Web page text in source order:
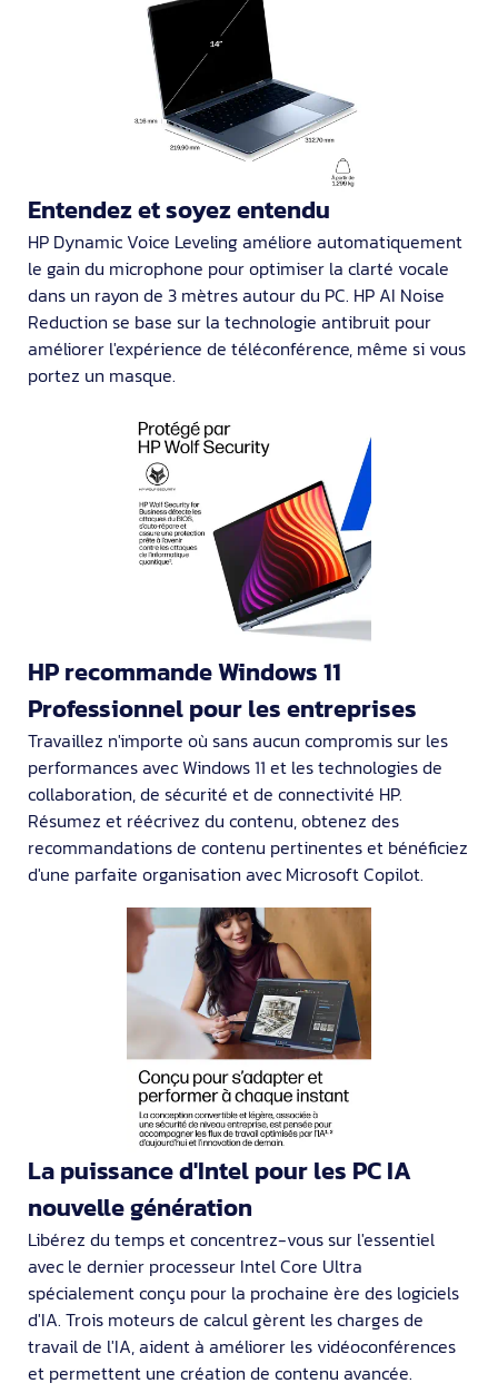
Entendez et soyez entendu
HP Dynamic Voice Leveling améliore automatiquement
le gain du microphone pour optimiser la clarté vocale
dans un rayon de 3 mètres autour du PC. HP AI Noise
Reduction se base sur la technologie antibruit pour
améliorer l'expérience de téléconférence, même si vous
portez un masque.
HP recommande Windows 11
Professionnel pour les entreprises
Travaillez n'importe où sans aucun compromis sur les
performances avec Windows 11 et les technologies de
collaboration, de sécurité et de connectivité HP.
Résumez et réécrivez du contenu, obtenez des
recommandations de contenu pertinentes et bénéficiez
d'une parfaite organisation avec Microsoft Copilot.
La puissance d'Intel pour les PC IA
nouvelle génération
Libérez du temps et concentrez-vous sur l'essentiel
avec le dernier processeur Intel Core Ultra
spécialement conçu pour la prochaine ère des logiciels
d'IA. Trois moteurs de calcul gèrent les charges de
travail de l'IA, aident à améliorer les vidéoconférences
et permettent une création de contenu avancée.